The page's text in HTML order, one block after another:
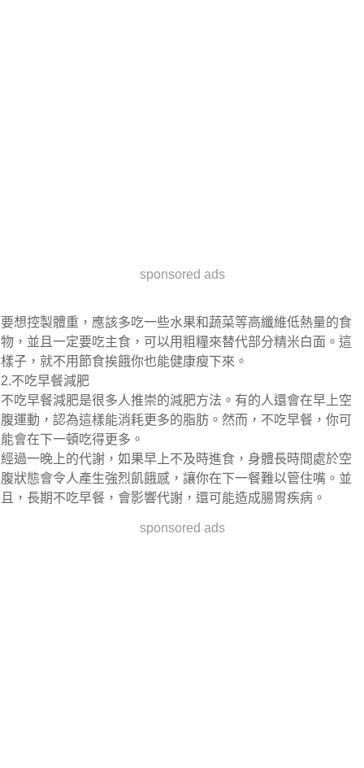
sponsored ads
要想控製體重，應該多吃一些水果和蔬菜等高纖維低熱量的食
物，並且一定要吃主食，可以用粗糧來替代部分精米白面。這
樣子，就不用節食挨餓你也能健康瘦下來。
2.不吃早餐減肥
不吃早餐減肥是很多人推崇的減肥方法。有的人還會在早上空
腹運動，認為這樣能消耗更多的脂肪。然而，不吃早餐，你可
能會在下一頓吃得更多。
經過一晚上的代謝，如果早上不及時進食，身體長時間處於空
腹狀態會令人產生強烈飢餓感，讓你在下一餐難以管住嘴。並
且，長期不吃早餐，會影響代謝，還可能造成腸胃疾病。
sponsored ads